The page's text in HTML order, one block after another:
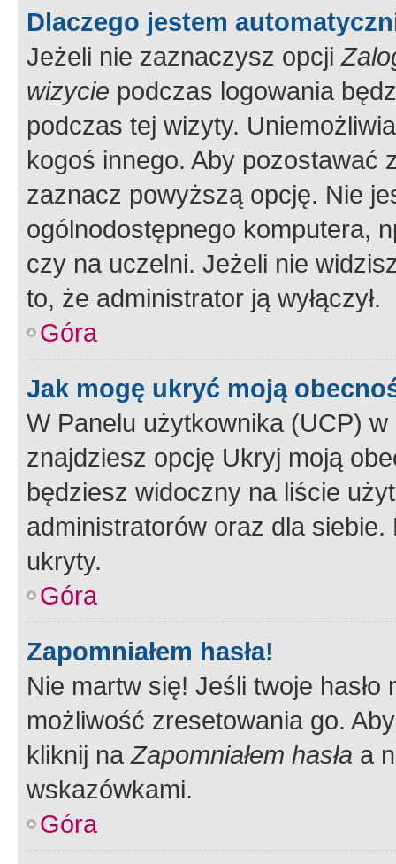
Dlaczego jestem
Jeżeli nie zaznaczysz opcji
wizycie podczas logowania
podczas tej wizyty.
kogoś innego. Aby pozostawać
zaznacz powyższą opcję. Nie
ogólnodostępnego komputera,
czy na uczelni. Jeżeli nie
to, że administrator ją wyłączył.
Góra
Jak mogę ukryć moją
W Panelu użytkownika (UCP) w
znajdziesz opcję Ukryj moją
będziesz widoczny na liście
administratorów oraz dla
ukryty.
Góra
Zapomniałem hasła!
Nie martw się! Jeśli twoje
możliwość zresetowania go.
kliknij naZapomniałem hasła a
wskazówkami.
Góra